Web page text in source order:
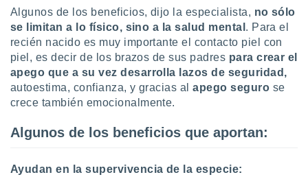
del
de
o a través
de
de
con el
Algunos de los beneficios, dijo la especialista, no sólo
se limitan a lo físico, sino a la salud mental . Para el
recién nacido es muy importante el contacto piel con
piel, es decir de los brazos de sus padres para crear el
apego que a su vez desarrolla lazos de seguridad,
autoestima, confianza, y gracias al apego seguro se
crece también emocionalmente.
Algunos de los beneficios que aportan:
Ayudan en la supervivencia de la especie: